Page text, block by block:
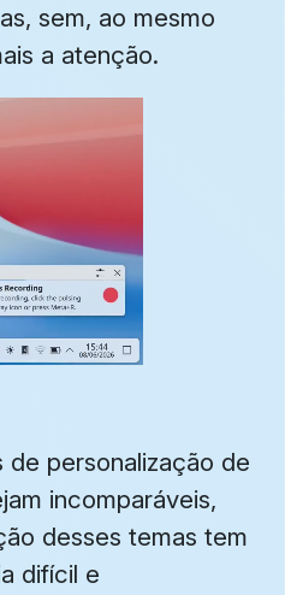
sem, ao mesmo
a atenção.
de personalização de
incomparáveis,
desses temas tem
difícil e